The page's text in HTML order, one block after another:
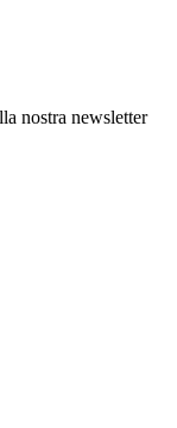
nostra newsletter